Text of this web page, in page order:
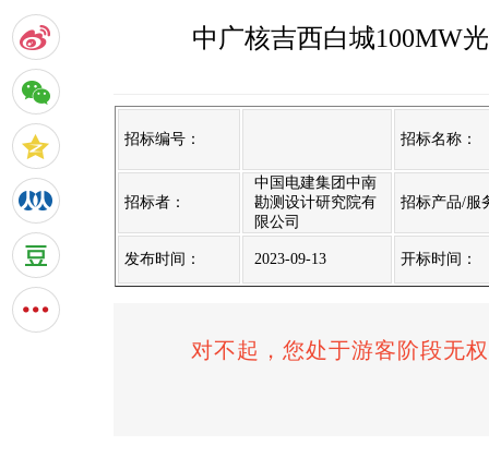
中广核吉西白城100MW
招标编号： 招标名称：
招标者：
中国电建集团中南
勘测设计研究院有
限公司
招标产品/服
发布时间： 2023-09-13 开标时间：
对不起，您处于游客阶段无